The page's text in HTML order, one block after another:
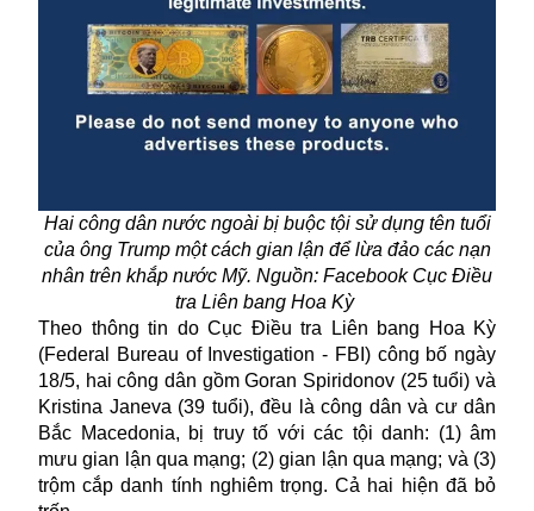
Hai công dân nước ngoài bị buộc tội sử dụng tên tuổi
của ông Trump một cách gian lận để lừa đảo các nạn
nhân trên khắp nước Mỹ. Nguồn: Facebook Cục Điều
tra Liên bang Hoa Kỳ
Theo thông tin do Cục Điều tra Liên bang Hoa Kỳ
(Federal Bureau of Investigation - FBI) công bố ngày
18/5, hai công dân gồm Goran Spiridonov (25 tuổi) và
Kristina Janeva (39 tuổi), đều là công dân và cư dân
Bắc Macedonia, bị truy tố với các tội danh: (1) âm
mưu gian lận qua mạng; (2) gian lận qua mạng; và (3)
trộm cắp danh tính nghiêm trọng. Cả hai hiện đã bỏ